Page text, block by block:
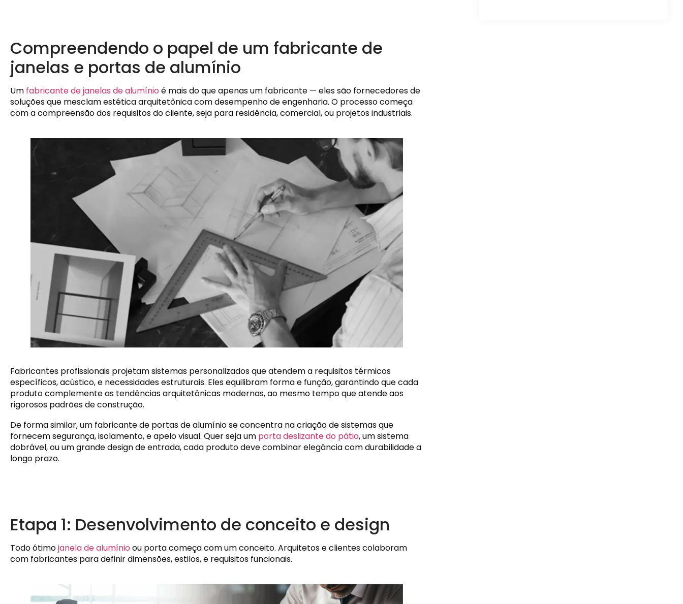
Compreendendo o papel de um fabricante de
janelas e portas de alumínio
Um fabricante de janelas de alumínio é mais do que apenas um fabricante — eles são fornecedores de
soluções que mesclam estética arquitetônica com desempenho de engenharia. O processo começa
com a compreensão dos requisitos do cliente, seja para residência, comercial, ou projetos industriais.
Fabricantes profissionais projetam sistemas personalizados que atendem a requisitos térmicos
específicos, acústico, e necessidades estruturais. Eles equilibram forma e função, garantindo que cada
produto complemente as tendências arquitetônicas modernas, ao mesmo tempo que atende aos
rigorosos padrões de construção.
De forma similar, um fabricante de portas de alumínio se concentra na criação de sistemas que
fornecem segurança, isolamento, e apelo visual. Quer seja um porta deslizante do pátio, um sistema
dobrável, ou um grande design de entrada, cada produto deve combinar elegância com durabilidade a
longo prazo.
Etapa 1: Desenvolvimento de conceito e design
Todo ótimojanela de alumínio ou porta começa com um conceito. Arquitetos e clientes colaboram
com fabricantes para definir dimensões, estilos, e requisitos funcionais.